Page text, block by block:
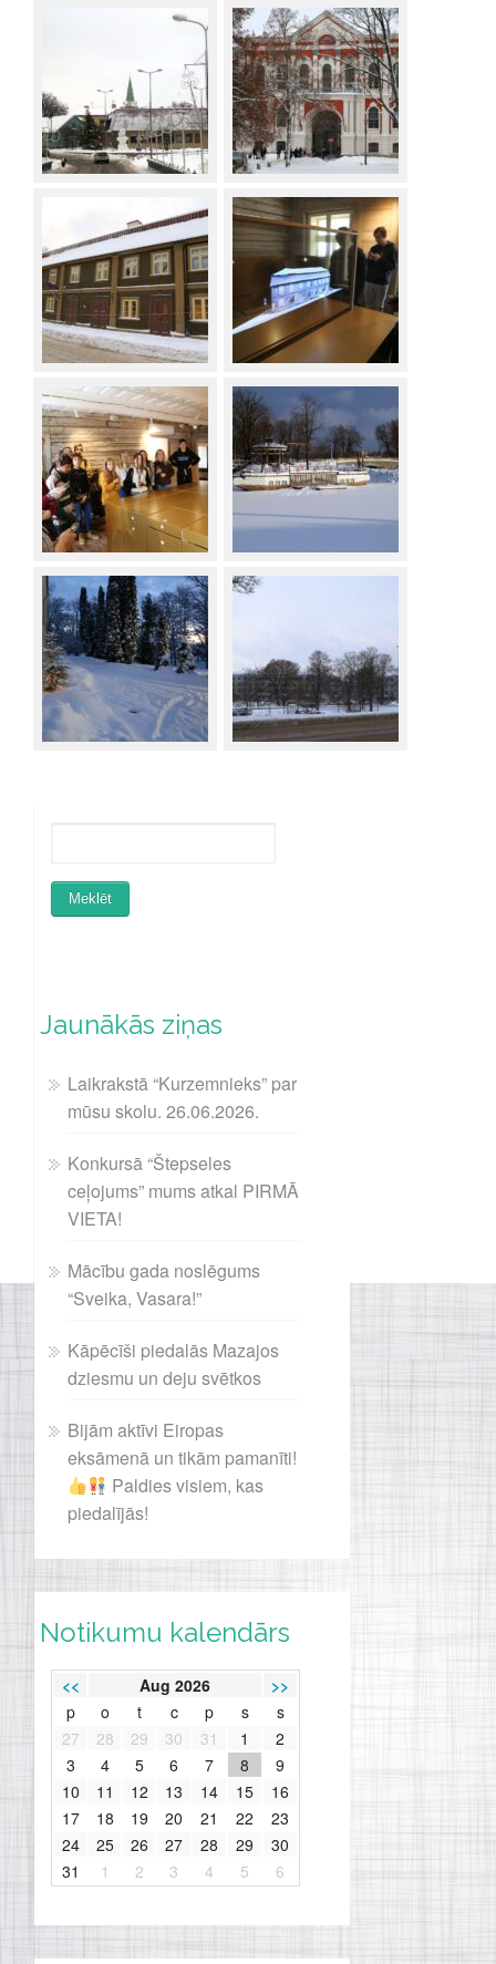
Jaunākās ziņas
Laikrakstā “Kurzemnieks” par
mūsu skolu. 26.06.2026.
Konkursā “Štepseles
ceļojums” mums atkal PIRMĀ
VIETA!
Mācību gada noslēgums
“Sveika, Vasara!”
Kāpēcīši piedalās Mazajos
dziesmu un deju svētkos
Bijām aktīvi Eiropas
eksāmenā un tikām pamanīti!
Paldies visiem, kas
piedalījās!
Notikumu kalendārs
<< Aug 2026
>>
p
o t c p s
s
27
28 29 30 31 1
2
3
4 5 6 7 8
9
10
11 12 13 14 15
16
17
18 19 20 21 22
23
24
25 26 27 28 29
30
31
1 2 3 4 5 6